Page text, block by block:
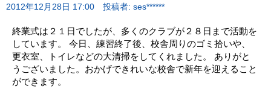
2012年12月28日 17:00 投稿者: ses******
終業式は２１日でしたが、多くのクラブが２８日まで活動を
しています。 今日、練習終了後、校舎周りのゴミ拾いや、
更衣室、トイレなどの大清掃をしてくれました。 ありがと
うございました。おかげできれいな校舎で新年を迎えること
ができます。